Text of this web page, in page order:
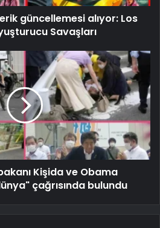
güncellemesi alıyor: Los
Savaşları
Kişida ve Obama
çağrısında bulundu